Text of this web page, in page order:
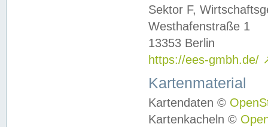
Sektor F,
Westhafenstraße 1
13353 Berlin
https://ees-gmbh.de/
Kartenmaterial
Kartendaten ©
Kartenkacheln ©